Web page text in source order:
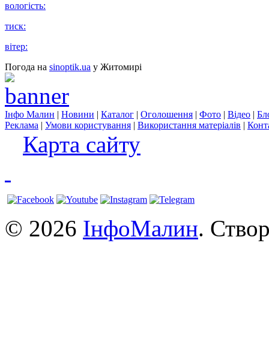
вологість:
тиск:
вітер:
Погода на sinoptik.ua у Житомирі
Інфо Малин | Новини | Каталог | Оголошення | Фото | Відео |
Реклама | Умови користування | Використання матеріалів |
Карта сайту
© 2026 ІнфоМалин.